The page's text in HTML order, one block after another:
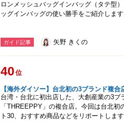
ロンメッシュバッグインバッグ（タテ型
ッグインバッグの使い勝手をご紹介します
ガイド記事 矢野 きくの
40 位
【海外ダイソー】台北初の3ブランド複
台湾・台北に初出店した、大創産業の3ブ
「THREEPPY」の複合店。今回は台北
ト30、おすすめ商品などをリポートします